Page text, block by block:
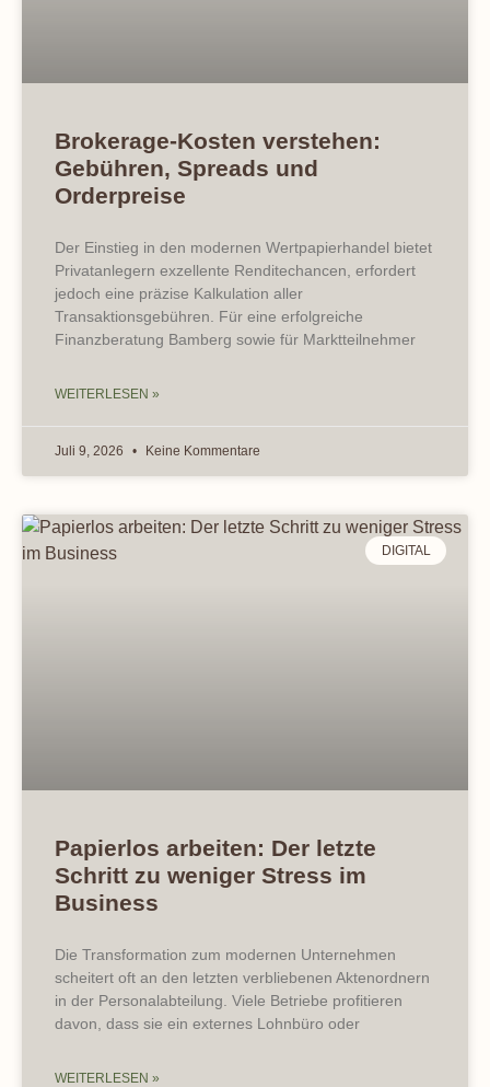
Brokerage-Kosten verstehen:
Gebühren, Spreads und
Orderpreise
Der Einstieg in den modernen Wertpapierhandel bietet
Privatanlegern exzellente Renditechancen, erfordert
jedoch eine präzise Kalkulation aller
Transaktionsgebühren. Für eine erfolgreiche
Finanzberatung Bamberg sowie für Marktteilnehmer
WEITERLESEN »
Juli 9, 2026 Keine Kommentare
DIGITAL
Papierlos arbeiten: Der letzte
Schritt zu weniger Stress im
Business
Die Transformation zum modernen Unternehmen
scheitert oft an den letzten verbliebenen Aktenordnern
in der Personalabteilung. Viele Betriebe profitieren
davon, dass sie ein externes Lohnbüro oder
WEITERLESEN »